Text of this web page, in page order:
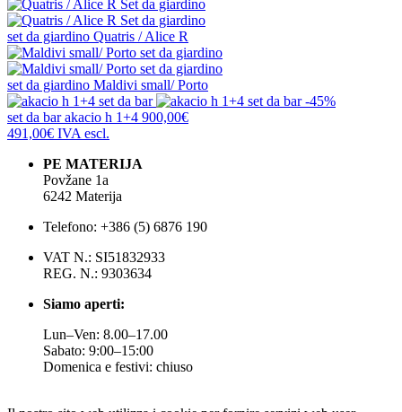
set da giardino Quatris / Alice R
set da giardino Maldivi small/ Porto
-45%
set da barakacio h 1+4 900,00€
491,00€ IVA escl.
PE MATERIJA
Povžane 1a
6242 Materija
Telefono: +386 (5) 6876 190
VAT N.: SI51832933
REG. N.: 9303634
Siamo aperti:
Lun–Ven: 8.00–17.00
Sabato: 9:00–15:00
Domenica e festivi: chiuso